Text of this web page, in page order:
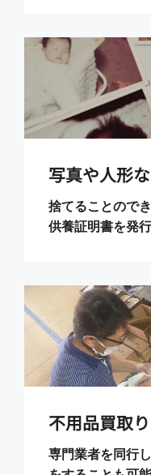
写真や人形
捨てることので
供養証明書を発
不用品買取り
専門業者を同行